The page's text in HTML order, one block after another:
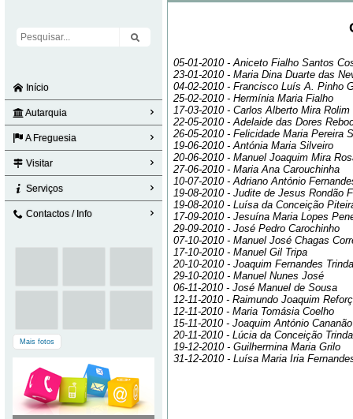
Início
Autarquia
A Freguesia
Visitar
Serviços
Contactos / Info
Mais fotos
05-01-2010 - Aniceto Fialho Santos
23-01-2010 - Maria Dina Duarte das
04-02-2010 - Francisco Luís A. Pinho
25-02-2010 - Hermínia Maria Fialho
17-03-2010 - Carlos Alberto Mira Rolim
22-05-2010 - Adelaide das Dores
26-05-2010 - Felicidade Maria Pereira
19-06-2010 - Antónia Maria Silveiro
20-06-2010 - Manuel Joaquim Mira
27-06-2010 - Maria Ana Carouchinha
10-07-2010 - Adriano António
19-08-2010 - Judite de Jesus Rondão
19-08-2010 - Luísa da Conceição
17-09-2010 - Jesuína Maria Lopes
29-09-2010 - José Pedro Carochinho
07-10-2010 - Manuel José Chagas
17-10-2010 - Manuel Gil Tripa
20-10-2010 - Joaquim Fernandes
29-10-2010 - Manuel Nunes José
06-11-2010 - José Manuel de Sousa
12-11-2010 - Raimundo Joaquim
12-11-2010 - Maria Tomásia Coelho
15-11-2010 - Joaquim António Cananão
20-11-2010 - Lúcia da Conceição
19-12-2010 - Guilhermina Maria Grilo
31-12-2010 - Luísa Maria Iria